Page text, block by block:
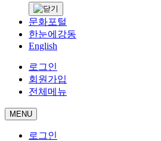
문화포털
한눈에강동
English
로그인
회원가입
전체메뉴
MENU
로그인